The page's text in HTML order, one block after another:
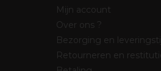
Mijn account
Over ons ?
Bezorging en
Retourneren en